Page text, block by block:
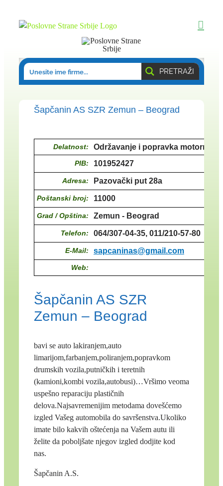
PRETRAŽI
Šapčanin AS SZR Zemun – Beograd
Delatnost: Održavanje i popravka motornih
PIB: 101952427
Adresa: Pazovački put 28a
Poštanski broj: 11000
Grad / Opština: Zemun - Beograd
Telefon: 064/307-04-35, 011/210-57-80
E-Mail: sapcaninas@gmail.com
Web:
Šapčanin AS SZR
Zemun – Beograd
bavi se auto lakiranjem,auto
limarijom,farbanjem,poliranjem,popravkom
drumskih vozila,putničkih i teretnih
(kamioni,kombi vozila,autobusi)…Vršimo veoma
uspešno reparaciju plastičnih
delova.Najsavremenijim metodama dovešćemo
izgled Vašeg automobila do savršenstva.Ukoliko
imate bilo kakvih oštećenja na Vašem autu ili
želite da poboljšate njegov izgled dodjite kod
nas.
Šapčanin A.S.